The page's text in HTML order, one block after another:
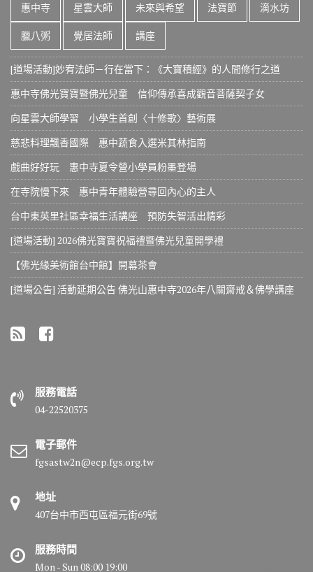
惠中寺 星雲大師 未來與希望 法寶節 滴水坊
臘八粥 覺居法師 講座
[道場活動]妙宥法師－行在當下：《大寶積經》的人間修行之道
惠中寺佛光寶寶暨佛光兒童 信仰傳承喜成觀音菩薩契子女
向星雲大師學習 小學生首創〈十修歌〉藝術展
慈悲料理飄香國際 惠中蔬食入選米其林指南
戲曲好好玩 惠中寺夏令營小學員粉墨登場
在寺院慢下來 惠中青年體驗營尋回內心的主人
台中東英里社區幸福生活講座 預防失智活出精彩
[道場活動] 2026佛光寶寶祝福禮暨佛光兒童開學禮
【佛光緣美術館台中館】開幕茶會
[道場公告] 活動延期公告 佛光山惠中寺2026年八關齋戒＆佛學講座
服務電話
04-22520375
電子郵件
fgsastw2n@ecp.fgs.org.tw
地址
407台中市西屯區福元街69號
服務時間
Mon - Sun 08:00 19:00